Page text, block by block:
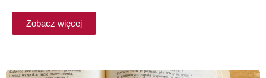
Zobacz więcej